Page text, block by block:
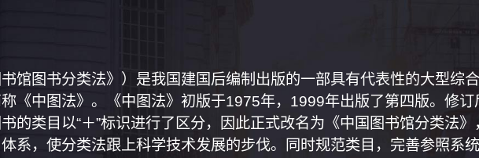
馆图书分类法》）是我国建国后编制出版的一部具有代表性的大型综
《中图法》。《中图法》初版于1975年，1999年出版了第四版。修订
的类目以“＋”标识进行了区分，因此正式改名为《中国图书馆分类法
系，使分类法跟上科学技术发展的步伐。同时规范类目，完善参照系